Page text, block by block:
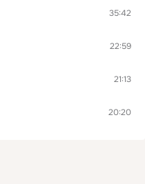
35:42
22:59
21:13
20:20